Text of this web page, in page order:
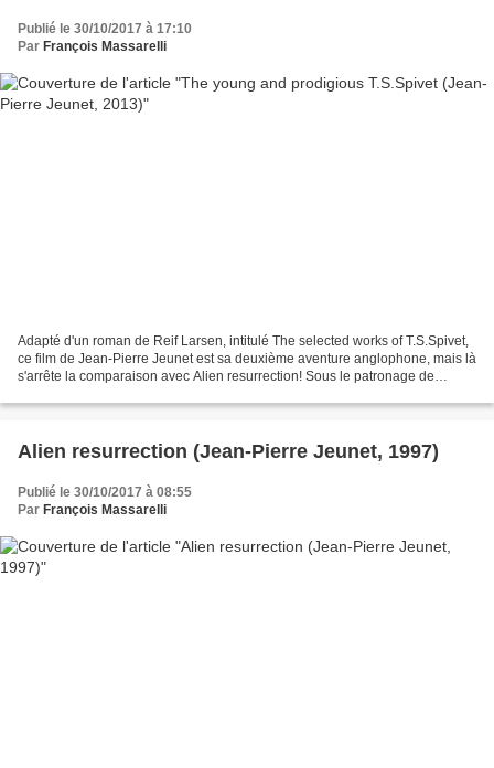
Publié le 30/10/2017 à 17:10
Par François Massarelli
Adapté d'un roman de Reif Larsen, intitulé The selected works of T.S.Spivet,
ce film de Jean-Pierre Jeunet est sa deuxième aventure anglophone, mais là
s'arrête la comparaison avec Alien resurrection! Sous le patronage de
Alien resurrection (Jean-Pierre Jeunet, 1997)
Publié le 30/10/2017 à 08:55
Par François Massarelli